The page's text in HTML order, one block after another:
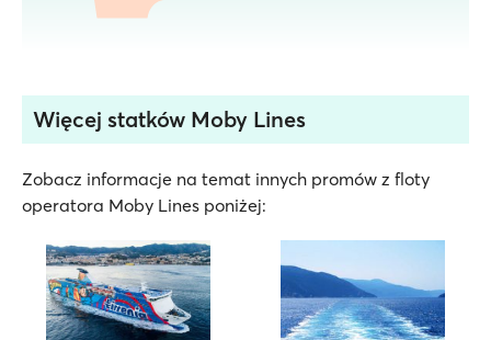
Więcej statków Moby Lines
Zobacz informacje na temat innych promów z floty
operatora Moby Lines poniżej: